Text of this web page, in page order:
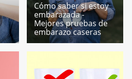
Cómo saber si estoy
embarazada -
Mejores pruebas de
embarazo caseras